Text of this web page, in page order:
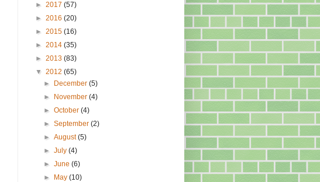
► 2017 (57)
► 2016 (20)
► 2015 (16)
► 2014 (35)
► 2013 (83)
▼ 2012 (65)
►
December(5)
►
November(4)
►October(4)
►September(2)
►August(5)
►July(4)
►June(6)
►
May(10)